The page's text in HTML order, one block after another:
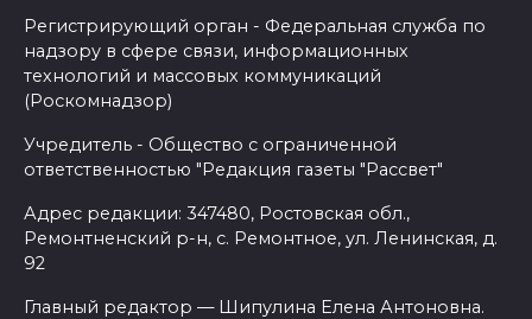
Регистрирующий орган - Федеральная служба по
надзору в сфере связи, информационных
технологий и массовых коммуникаций
(Роскомнадзор)
Учредитель - Общество с ограниченной
ответственностью "Редакция газеты "Рассвет"
Адрес редакции: 347480, Ростовская обл.,
Ремонтненский р-н, с. Ремонтное, ул. Ленинская, д.
92
Главный редактор — Шипулина Елена Антоновна.